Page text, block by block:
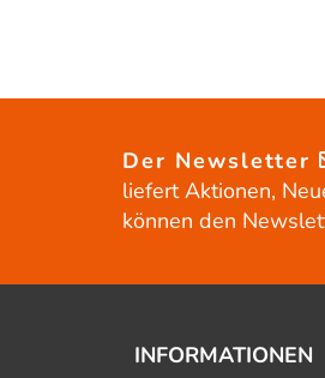
Der Newsletter
liefert Aktionen,
können den
INFORMATIONEN